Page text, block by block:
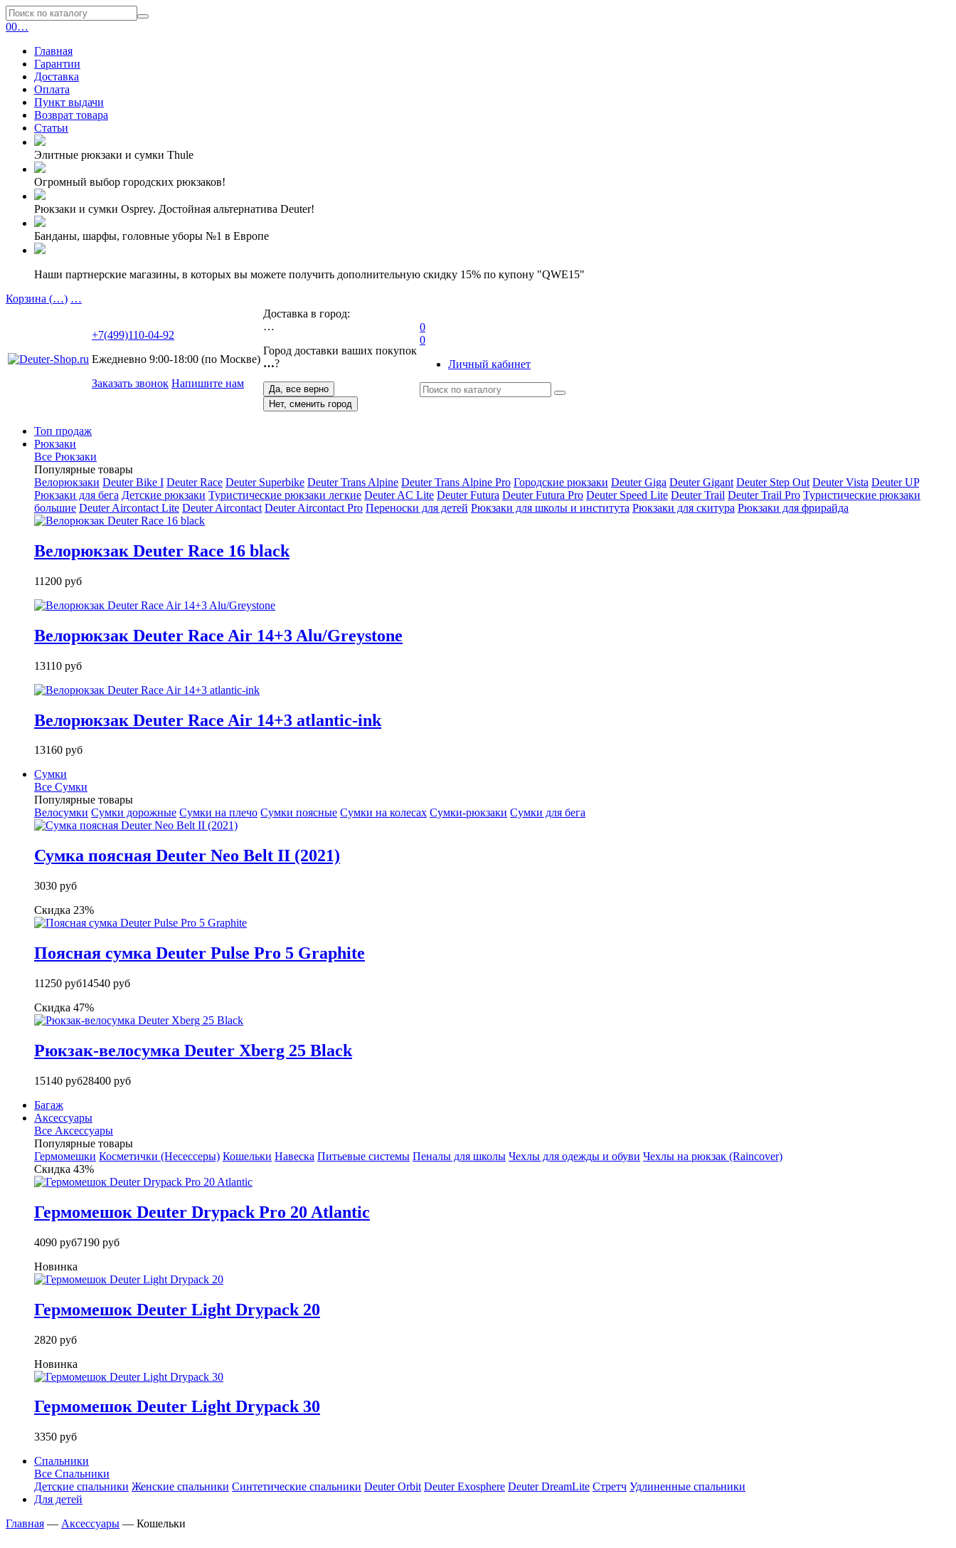
00…
Главная
Гарантии
Доставка
Оплата
Пункт выдачи
Возврат товара
Статьи
Элитные рюкзаки и сумки Thule
Огромный выбор городских рюкзаков!
Рюкзаки и сумки Osprey. Достойная альтернатива Deuter!
Банданы, шарфы, головные уборы №1 в Европе
Наши партнерские магазины, в которых вы можете получить дополнительную скидку 15% по купону "QWE15"
Корзина (…) …
+7(499)110-04-92
Ежедневно 9:00-18:00 (по Москве)
Заказать звонок Напишите нам
Доставка в город:
…
Город доставки ваших покупок
…?
Да, все верно
Нет, сменить город
0
0
Личный кабинет
Топ продаж
Рюкзаки
Все Рюкзаки
Популярные товары
Велорюкзаки Deuter Bike I Deuter Race Deuter Superbike Deuter Trans Alpine Deuter Trans Alpine Pro Городские рюкзаки Deuter Giga Deuter Gigant Deuter Step Out Deuter Vista Deuter UP
Рюкзаки для бега Детские рюкзаки Туристические рюкзаки легкие Deuter AС Lite Deuter Futura Deuter Futura Pro Deuter Speed Lite Deuter Trail Deuter Trail Pro Туристические рюкзаки
большие Deuter Aircontact Lite Deuter Aircontact Deuter Aircontact Pro Переноски для детей Рюкзаки для школы и института Рюкзаки для скитура Рюкзаки для фрирайда
Велорюкзак Deuter Race 16 black
11200 руб
Велорюкзак Deuter Race Air 14+3 Alu/Greystone
13110 руб
Велорюкзак Deuter Race Air 14+3 atlantic-ink
13160 руб
Сумки
Все Сумки
Популярные товары
Велосумки Сумки дорожные Сумки на плечо Сумки поясные Сумки на колесах Сумки-рюкзаки Сумки для бега
Сумка поясная Deuter Neo Belt II (2021)
3030 руб
Скидка 23%
Поясная сумка Deuter Pulse Pro 5 Graphite
11250 руб14540 руб
Скидка 47%
Рюкзак-велосумка Deuter Xberg 25 Black
15140 руб28400 руб
Багаж
Аксессуары
Все Аксессуары
Популярные товары
Гермомешки Косметички (Несессеры) Кошельки Навеска Питьевые системы Пеналы для школы Чехлы для одежды и обуви Чехлы на рюкзак (Raincover)
Скидка 43%
Гермомешок Deuter Drypack Pro 20 Atlantic
4090 руб7190 руб
Новинка
Гермомешок Deuter Light Drypack 20
2820 руб
Новинка
Гермомешок Deuter Light Drypack 30
3350 руб
Спальники
Все Спальники
Детские спальники Женские спальники Синтетические спальники Deuter Orbit Deuter Exosphere Deuter DreamLite Стретч Удлиненные спальники
Для детей
Главная — Аксессуары — Кошельки